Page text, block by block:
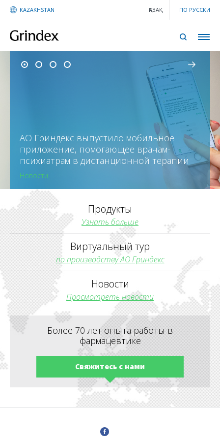
ҚАЗАҚ ПО РУССКИ
KAZAKHSTAN
АО Гриндекс выпустило мобильное
приложение, помогающее врачам-
психиатрам в дистанционной терапии
Новости
Продукты
Узнать больше
Виртуальный тур
по производству АО Гриндекс
Новости
Просмотреть новости
Более 70 лет опыта работы в
фармацевтике
Свяжитесь с нами